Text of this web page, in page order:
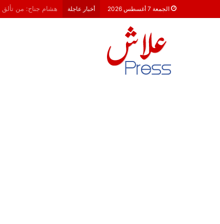
الجمعة 7 أغسطس 2026 أخبار عاجلة معركة 23 شتنبر 2026: هل أصبحت الأحزاب السياسية مجرد محطات لـ “الترحال الانتخابي”؟